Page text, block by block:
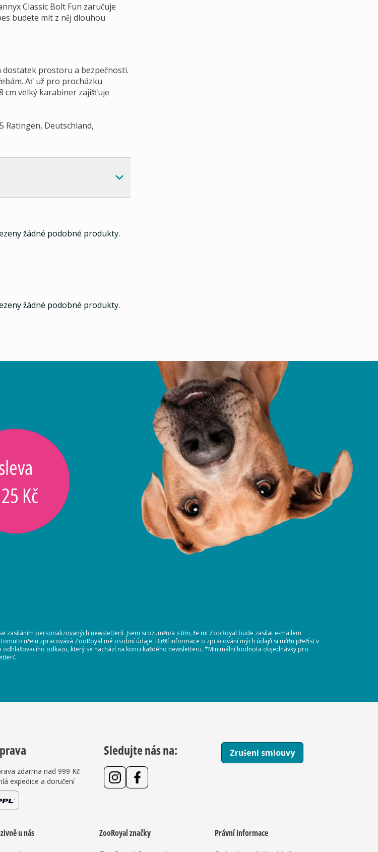
Classic Bolt Fun zaručuje
budete mít z něj dlouhou
dostatek prostoru a bezpečnosti.
Ať už pro procházku
cm velký karabiner zajišťuje
Ratingen, Deutschland,
žádné podobné produkty.
žádné podobné produkty.
Kč
zasíláním personalizovaných newsletterů. Jsem srozuměn/a s tím, že mi ZooRoyal bude zasílat e-mailem
účelu zpracovává ZooRoyal mé osobní údaje. Bližší informace o zpracování mých údajů si můžu přečíst v
odkazu, který se nachází na konci každého newsletteru. *Minimální hodnota objednávky pro
.
zdarma nad 999 Kč
expedice a doručení
Sledujte nás na: Zrušení smlouvy
u nás
ZooRoyal značky
Právní informace